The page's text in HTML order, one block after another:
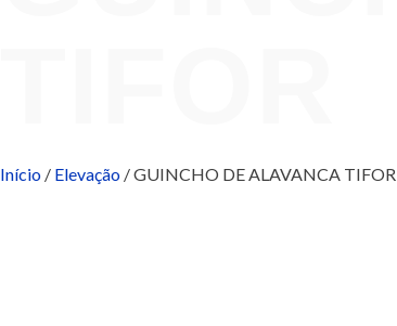
Início / Elevação / GUINCHO DE ALAVANCA TIFOR